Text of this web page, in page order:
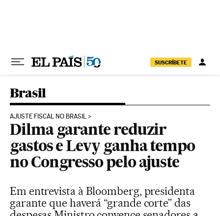
SUSCRÍBETE
Brasil
AJUSTE FISCAL NO BRASIL
Dilma garante reduzir
gastos e Levy ganha tempo
no Congresso pelo ajuste
Em entrevista à Bloomberg, presidenta
garante que haverá “grande corte” das